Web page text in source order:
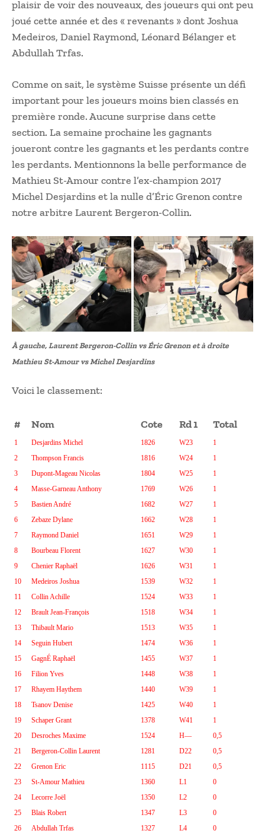
plaisir de voir des nouveaux, des joueurs qui ont peu
joué cette année et des « revenants » dont Joshua
Medeiros, Daniel Raymond, Léonard Bélanger et
Abdullah Trfas.
Comme on sait, le système Suisse présente un défi
important pour les joueurs moins bien classés en
première ronde. Aucune surprise dans cette
section. La semaine prochaine les gagnants
joueront contre les gagnants et les perdants contre
les perdants. Mentionnons la belle performance de
Mathieu St-Amour contre l’ex-champion 2017
Michel Desjardins et la nulle d’Éric Grenon contre
notre arbitre Laurent Bergeron-Collin.
À gauche, Laurent Bergeron-Collin vs Éric Grenon et à droite
Mathieu St-Amour vs Michel Desjardins
Voici le classement:
# Nom Cote Rd 1 Total
1 Desjardins Michel 1826 W23
1
2
Thompson Francis 1816 W24
1
3
Dupont-Mageau Nicolas 1804 W25
1
4
Masse-Garneau Anthony 1769 W26
1
5
Bastien André 1682 W27
1
6
Zebaze Dylane 1662 W28
1
7
Raymond Daniel 1651 W29
1
8
Bourbeau Florent 1627 W30
1
9
Chenier Raphaël 1626 W31
1
10
Medeiros Joshua 1539 W32
1
11
Collin Achille 1524 W33
1
12
Brault Jean-François 1518 W34
1
13
Thibault Mario 1513 W35
1
14
Seguin Hubert 1474 W36
1
15
GagnÉ Raphaël 1455 W37
1
16
Filion Yves 1448 W38
1
17
Rhayem Haythem 1440 W39
1
18
Tsanov Denise 1425 W40
1
19
Schaper Grant 1378 W41
1
20
Desroches Maxime 1524 H—
0,5
21
Bergeron-Collin Laurent 1281 D22
0,5
22
Grenon Eric 1115 D21
0,5
23
St-Amour Mathieu 1360 L1
0
24
Lecorre Joël 1350 L2
0
25
Blais Robert 1347 L3
0
26
Abdullah Trfas 1327 L4
0